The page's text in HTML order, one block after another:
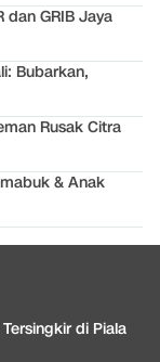
dan GRIB Jaya
Bubarkan,
Rusak Citra
& Anak
di Piala